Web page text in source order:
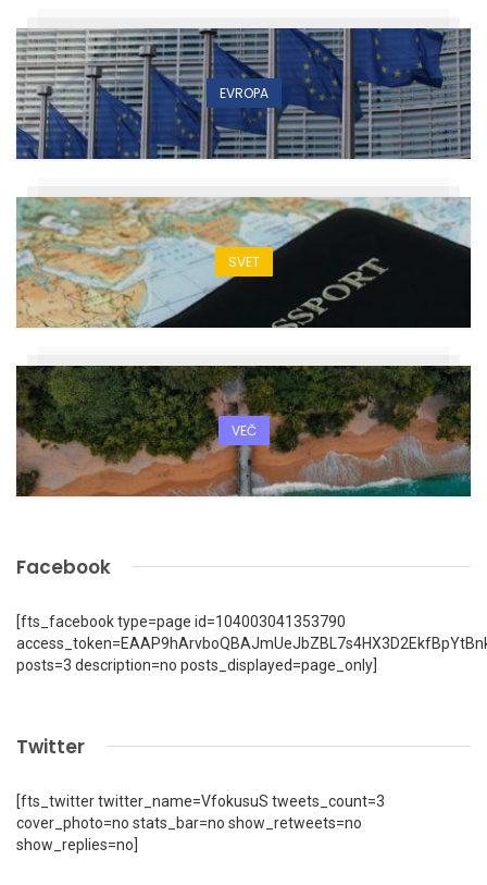
EVROPA
SVET
VEČ
Facebook
[fts_facebook type=page id=104003041353790
posts=3 description=no posts_displayed=page_only]
Twitter
[fts_twitter twitter_name=VfokusuS tweets_count=3
cover_photo=no stats_bar=no show_retweets=no
show_replies=no]